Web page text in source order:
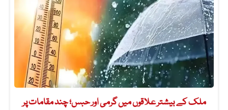
ملک کے بیشتر علاقوں میں گرمی اور حبس؛ چند مقامات پر